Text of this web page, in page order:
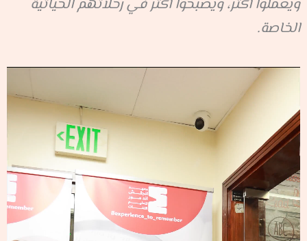
ويعملوا أكثر، ويصبحوا أكثر في رحلاتهم الحياتية
الخاصة.